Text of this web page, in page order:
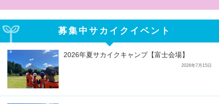
募集中サカイクイベント
2026年夏サカイクキャンプ【富士会場】
2026年7月15日